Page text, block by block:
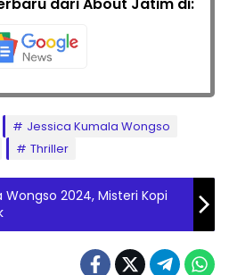
Jessica Kumala Wongso
Thriller
2024, Misteri Kopi